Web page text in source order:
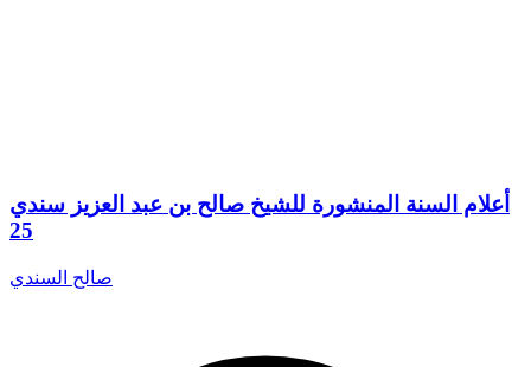
أعلام السنة المنشورة للشيخ صالح بن عبد العزيز سندي
25
صالح السندي